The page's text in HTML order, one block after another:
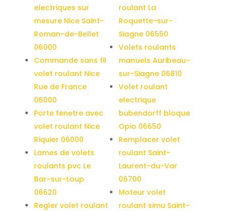
electriques sur
mesure Nice Saint-
Roman-de-Bellet
06000
Commande sans fil
volet roulant Nice
Rue de France
06000
Porte fenetre avec
volet roulant Nice
Riquier 06000
Lames de volets
roulants pvc Le
Bar-sur-Loup
06620
Regler volet roulant
roulant La
Roquette-sur-
Siagne 06550
Volets roulants
manuels Auribeau-
sur-Siagne 06810
Volet roulant
electrique
bubendorff bloque
Opio 06650
Remplacer volet
roulant Saint-
Laurent-du-Var
06700
Moteur volet
roulant simu Saint-